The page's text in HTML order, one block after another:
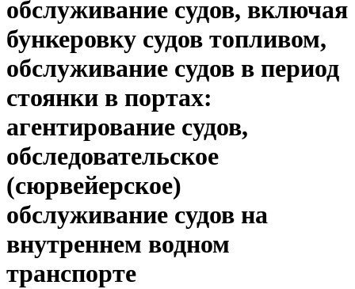
обслуживание судов, включая
бункеровку судов топливом,
обслуживание судов в период
стоянки в портах:
агентирование судов,
обследовательское
(сюрвейерское)
обслуживание судов на
внутреннем водном
транспорте